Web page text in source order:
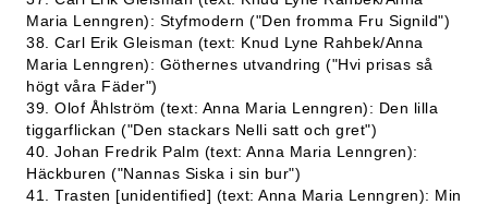
Maria Lenngren): Styfmodern ("Den fromma Fru Signild")
38. Carl Erik Gleisman (text: Knud Lyne Rahbek/Anna
Maria Lenngren): Göthernes utvandring ("Hvi prisas så
högt våra Fäder")
39. Olof Åhlström (text: Anna Maria Lenngren): Den lilla
tiggarflickan ("Den stackars Nelli satt och gret")
40. Johan Fredrik Palm (text: Anna Maria Lenngren):
Häckburen ("Nannas Siska i sin bur")
41. Trasten [unidentified] (text: Anna Maria Lenngren): Min